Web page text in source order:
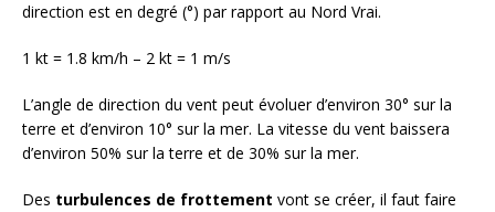
direction est en degré (°) par rapport au Nord Vrai.
1 kt = 1.8 km/h – 2 kt = 1 m/s
L’angle de direction du vent peut évoluer d’environ 30° sur la
terre et d’environ 10° sur la mer. La vitesse du vent baissera
d’environ 50% sur la terre et de 30% sur la mer.
Des turbulences de frottement vont se créer, il faut faire